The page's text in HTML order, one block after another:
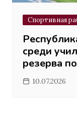
Спортивная
среди
резерва
10.07.2026